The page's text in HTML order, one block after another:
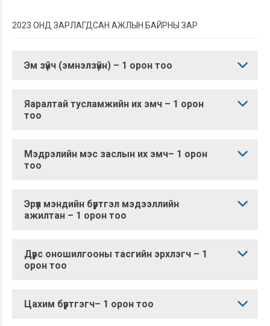
2023 ОНД ЗАРЛАГДСАН АЖЛЫН БАЙРНЫ ЗАР
Эм зүйч (эмнэлзүйн) – 1 орон тоо
Яаралтай тусламжийн их эмч – 1 орон
тоо
Мэдрэлийн мэс заслын их эмч– 1 орон
тоо
Эрүүл мэндийн бүртгэл мэдээллийн
ажилтан – 1 орон тоо
Дүрс оношилгооны тасгийн эрхлэгч – 1
орон тоо
Цахим бүртгэгч– 1 орон тоо